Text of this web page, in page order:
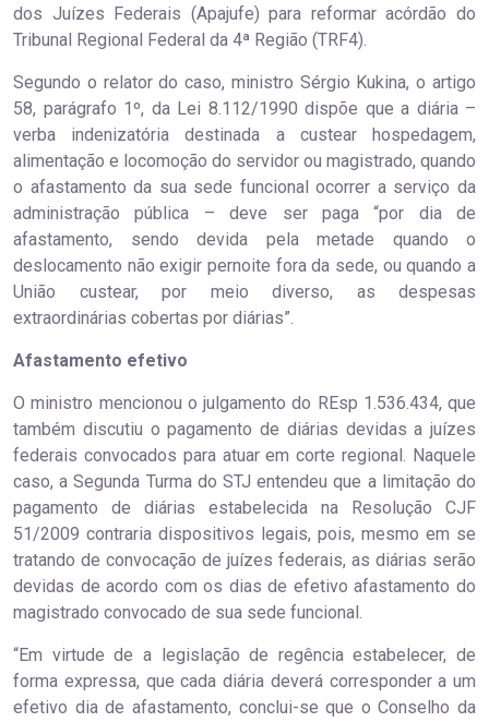
dos Juízes Federais (Apajufe) para reformar acórdão do
Tribunal Regional Federal da 4ª Região (TRF4).
Segundo o relator do caso, ministro Sérgio Kukina, o artigo
58, parágrafo 1º, da Lei 8.112/1990 dispõe que a diária –
verba indenizatória destinada a custear hospedagem,
alimentação e locomoção do servidor ou magistrado, quando
o afastamento da sua sede funcional ocorrer a serviço da
administração pública – deve ser paga “por dia de
afastamento, sendo devida pela metade quando o
deslocamento não exigir pernoite fora da sede, ou quando a
União custear, por meio diverso, as despesas
extraordinárias cobertas por diárias”.
Afastamento efetivo
O ministro mencionou o julgamento do REsp 1.536.434, que
também discutiu o pagamento de diárias devidas a juízes
federais convocados para atuar em corte regional. Naquele
caso, a Segunda Turma do STJ entendeu que a limitação do
pagamento de diárias estabelecida na Resolução CJF
51/2009 contraria dispositivos legais, pois, mesmo em se
tratando de convocação de juízes federais, as diárias serão
devidas de acordo com os dias de efetivo afastamento do
magistrado convocado de sua sede funcional.
“Em virtude de a legislação de regência estabelecer, de
forma expressa, que cada diária deverá corresponder a um
efetivo dia de afastamento, conclui-se que o Conselho da